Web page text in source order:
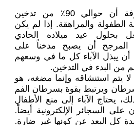
يحتاج الآباء إلى معرفة أن حوالي 90٪ من تدخين
الطفولة والمراهقة. إذا لم يكن
بحلول عيد ميلاده الحادي
المرجح أن يصبح مدخناً على
يبذل الآباء كل ما في وسعهم
من البدء في التدخين.
لا يتم استنشاقه وإنما مضغه، هو
ويرتبط بقوة بسرطان الفم
يحتاج الآباء إلى منع الأطفال
على السجائر الإلكترونية أيضاً.
كل البعد عن كونها غير ضارة.